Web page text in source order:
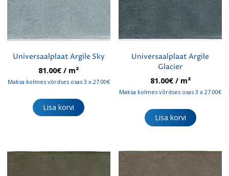
Universaalplaat Argile Sky
81.00€ / m²
Maksa kolmes võrdses osas 3 x 27.00€
Lisa korvi
Universaalplaat Argile
Glacier
81.00€/ m²
Maksa kolmes võrdses osas 3 x 27.00€
Lisa korvi